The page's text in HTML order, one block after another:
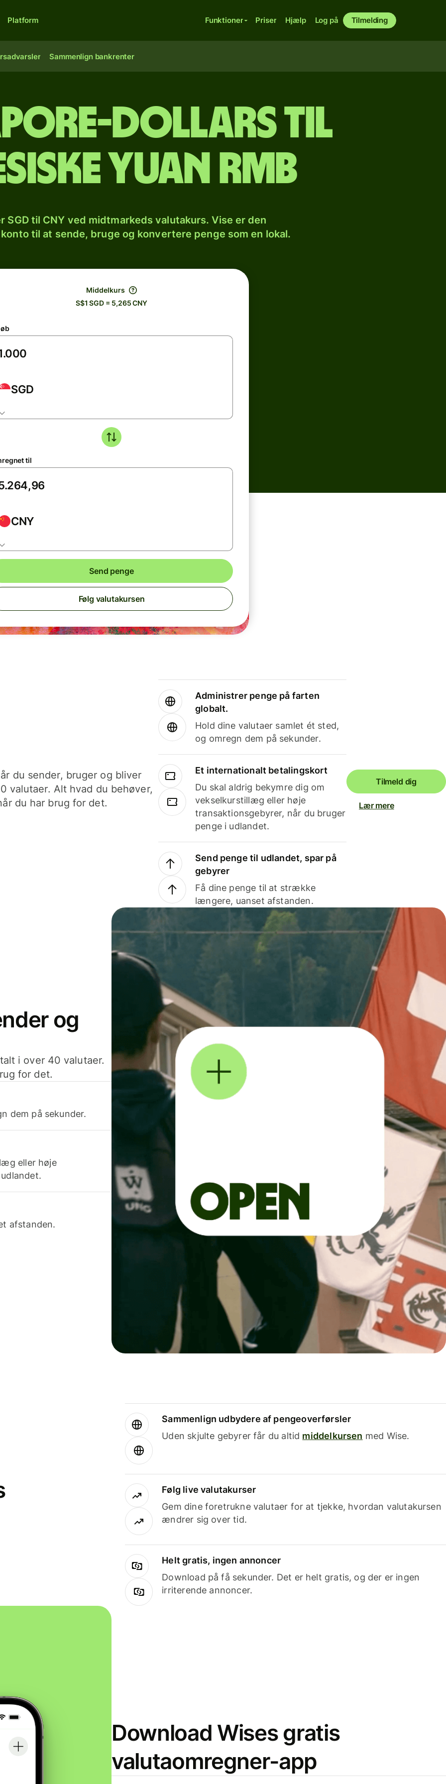
Platform Funktioner Priser Hjælp Log på Tilmelding
Sammenlign bankrenter
dollars til
yuan rmb
SGD til CNY ved midtmarkeds valutakurs. Vise er den
til at sende, bruge og konvertere penge som en lokal.
Middelkurs
S$1 SGD = 5,265 CNY
SGD
til
CNY
Send penge
Følg valutakursen
du sender, bruger og bliver
valutaer. Alt hvad du behøver,
du har brug for det.
Administrer penge på farten
globalt.
Hold dine valutaer samlet ét sted,
og omregn dem på sekunder.
Et internationalt betalingskort
Du skal aldrig bekymre dig om
vekselkurstillæg eller høje
transaktionsgebyrer, når du bruger
penge i udlandet.
Send penge til udlandet, spar på
gebyrer
Få dine penge til at strække
længere, uanset afstanden.
Tilmeld dig
Lær mere
og
i over 40 valutaer.
for det.
dem på sekunder.
eller høje
afstanden.
Sammenlign udbydere af pengeoverførsler
Uden skjulte gebyrer får du altid middelkursen med Wise.
Følg live valutakurser
Gem dine foretrukne valutaer for at tjekke, hvordan valutakursen
ændrer sig over tid.
Helt gratis, ingen annoncer
Download på få sekunder. Det er helt gratis, og der er ingen
irriterende annoncer.
Download Wises gratis
valutaomregner-app